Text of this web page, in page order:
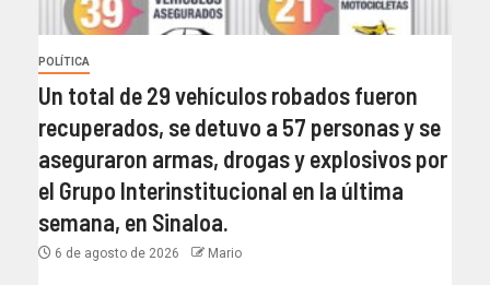
POLÍTICA
Un total de 29 vehículos robados fueron
recuperados, se detuvo a 57 personas y se
aseguraron armas, drogas y explosivos por
el Grupo Interinstitucional en la última
semana, en Sinaloa.
6 de agosto de 2026 Mario